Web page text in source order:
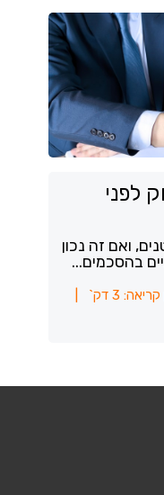
לפני
ואם זה נכון
בהסכמים...
3 דק`